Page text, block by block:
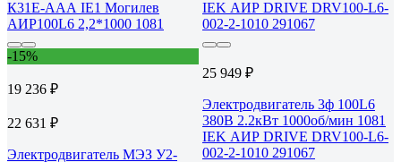
-15%
19 236 ₽
22 631 ₽
Электродвигатель МЭЗ У2-
25 949 ₽
Электродвигатель 3ф 100L6
380В 2.2кВт 1000об/мин 1081
IEK АИР DRIVE DRV100-L6-
002-2-1010 291067